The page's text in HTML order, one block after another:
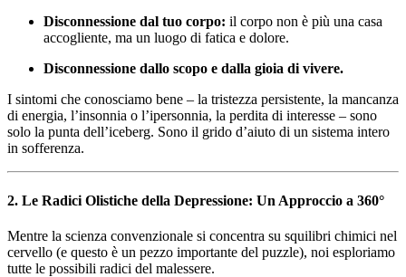
Disconnessione dal tuo corpo: il corpo non è più una casa
accogliente, ma un luogo di fatica e dolore.
Disconnessione dallo scopo e dalla gioia di vivere.
I sintomi che conosciamo bene – la tristezza persistente, la mancanza
di energia, l’insonnia o l’ipersonnia, la perdita di interesse – sono
solo la punta dell’iceberg. Sono il grido d’aiuto di un sistema intero
in sofferenza.
2. Le Radici Olistiche della Depressione: Un Approccio a 360°
Mentre la scienza convenzionale si concentra su squilibri chimici nel
cervello (e questo è un pezzo importante del puzzle), noi esploriamo
tutte le possibili radici del malessere.